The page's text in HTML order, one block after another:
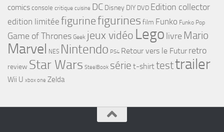
comics console critique cuisine DC Disney DIY DVD Edition collector
edition limitée figurinefigurines film Funko Funko Pop
Game of Thrones Geek jeux vidéo Lego livre Mario
Marvel NES Nintendo PS4 Retour vers le Futur retro
review Star Wars SteelBook série t-shirttesttrailer
Wii U xbox one Zelda